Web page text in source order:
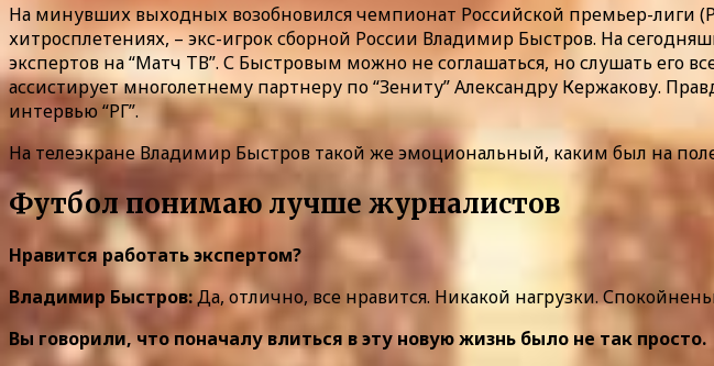
На минувших выходных возобновился чемпионат Российской премьер-лиги
хитросплетениях, – экс-игрок сборной России Владимир Быстров. На
экспертов на “Матч ТВ”. С Быстровым можно не соглашаться, но слушать его
ассистирует многолетнему партнеру по “Зениту” Александру Кержакову.
интервью “РГ”.
На телеэкране Владимир Быстров такой же эмоциональный, каким был на
Футбол понимаю лучше журналистов
Нравится работать экспертом?
Владимир Быстров:Да, отлично, все нравится. Никакой нагрузки.
Вы говорили, что поначалу влиться в эту новую жизнь было не так просто.